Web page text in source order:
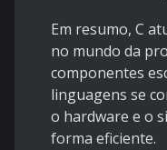
Em resumo, C
no mundo da
componentes
linguagens se
o hardware e o
forma eficiente.